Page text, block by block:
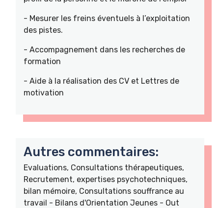
- Mesurer les freins éventuels à l’exploitation
des pistes.
- Accompagnement dans les recherches de
formation
- Aide à la réalisation des CV et Lettres de
motivation
Autres commentaires:
Evaluations, Consultations thérapeutiques,
Recrutement, expertises psychotechniques,
bilan mémoire, Consultations souffrance au
travail - Bilans d'Orientation Jeunes - Out